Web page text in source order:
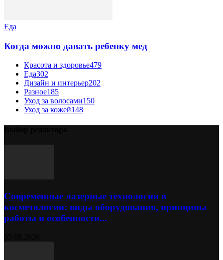
Еда
Когда можно давать ребенку мед
Красота и здоровье479
Еда302
Дизайн и интерьер202
Разное185
Уход за волосами150
Уход за кожей148
Современные лазерные технологии в
косметологии: виды оборудования, принципы
работы и особенности...